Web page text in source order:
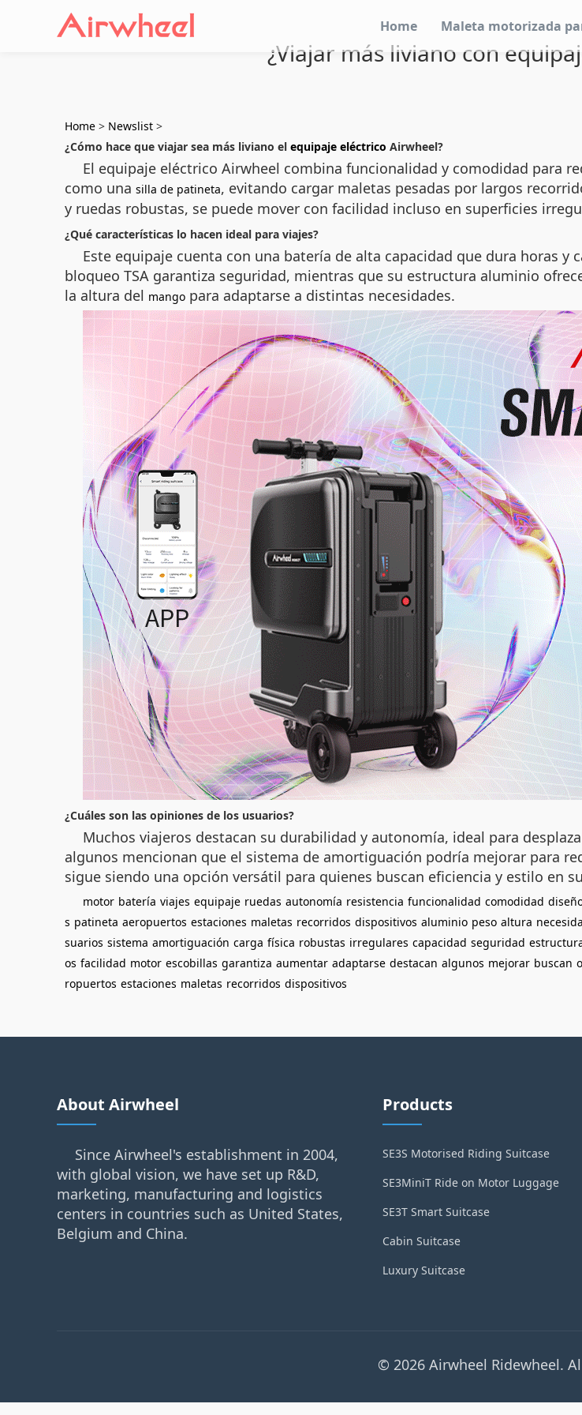
Home Maleta motorizada
¿Viajar más liviano con
Home > Newslist >
¿Cómo hace que viajar sea más liviano el equipaje eléctrico Airwheel?
El equipaje eléctrico Airwheel combina funcionalidad y comodidad para
como una silla de patineta, evitando cargar maletas pesadas por largos
y ruedas robustas, se puede mover con facilidad incluso en superficies
¿Qué características lo hacen ideal para viajes?
Este equipaje cuenta con una batería de alta capacidad que dura horas y
bloqueo TSA garantiza seguridad, mientras que su estructura aluminio
la altura del mango para adaptarse a distintas necesidades.
¿Cuáles son las opiniones de los usuarios?
Muchos viajeros destacan su durabilidad y autonomía, ideal para
algunos mencionan que el sistema de amortiguación podría mejorar para
sigue siendo una opción versátil para quienes buscan eficiencia y estilo en
motor batería viajes equipaje ruedas autonomía resistencia funcionalidad comodidad
s patineta aeropuertos estaciones maletas recorridos dispositivos aluminio peso altura
suarios sistema amortiguación carga física robustas irregulares capacidad seguridad
os facilidad motor escobillas garantiza aumentar adaptarse destacan algunos mejorar buscan
ropuertos estaciones maletas recorridos dispositivos
About Airwheel
Since Airwheel's establishment in 2004,
with global vision, we have set up R&D,
marketing, manufacturing and logistics
centers in countries such as United States,
Belgium and China.
Products
SE3S Motorised Riding Suitcase
SE3MiniT Ride on Motor Luggage
SE3T Smart Suitcase
Cabin Suitcase
Luxury Suitcase
© 2026 Airwheel Ridewheel.